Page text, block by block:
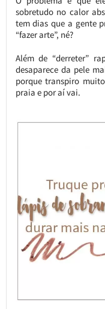
sobretudo no calor
tem dias que a gente
“fazer arte”, né?
Além de “derreter”
desaparece da pele
porque transpiro
praia e por aí vai.